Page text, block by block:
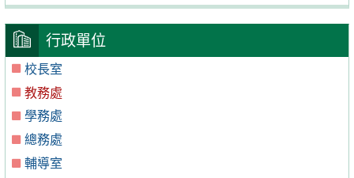
行政單位
校長室
教務處
學務處
總務處
輔導室